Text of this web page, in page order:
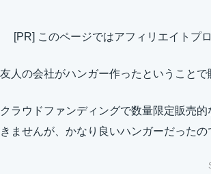
[PR] このページではアフィリエイトプ
友人の会社がハンガー作ったということで
クラウドファンディングで数量限定販売
きませんが、かなり良いハンガーだったの